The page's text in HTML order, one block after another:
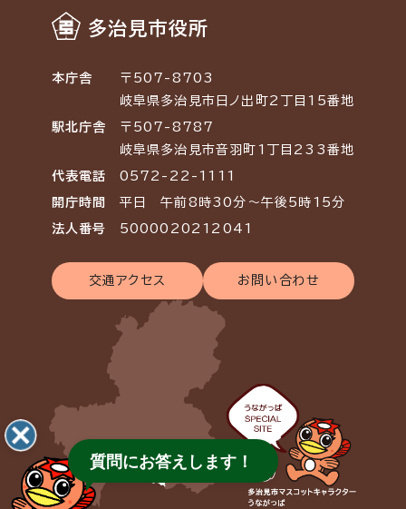
多治見市役所
本庁舎
〒507-8703
岐阜県多治見市日ノ出町2丁目15番地
駅北庁舎
〒507-8787
岐阜県多治見市音羽町1丁目233番地
代表電話 0572-22-1111
開庁時間 平日 午前8時30分～午後5時15分
法人番号 5000020212041
交通アクセス お問い合わせ
質問にお答えします！